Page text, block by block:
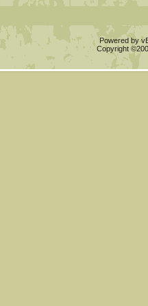
Powered by
Copyright